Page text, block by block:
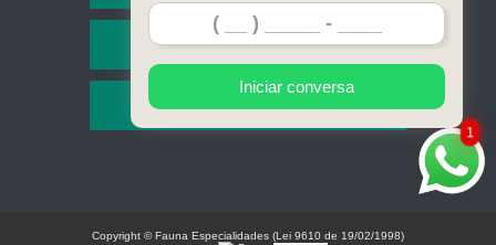
Contato
Mapa do site
1
Iniciar conversa
Copyright © Fauna Especialidades (Lei 9610 de 19/02/1998)